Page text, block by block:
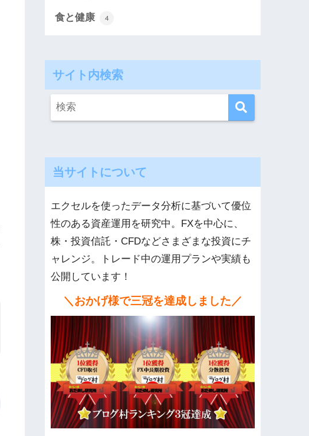
食と健康 4
サイト内検索
当サイトについて
エクセルを使ったデータ分析に基づいて優位
性のある資産運用を研究中。FXを中心に、
株・投資信託・CFDなどさまざまな投資にチ
ャレンジ。トレード中の運用プランや実績も
公開しています！
＼おかげ様で三冠を達成しました／